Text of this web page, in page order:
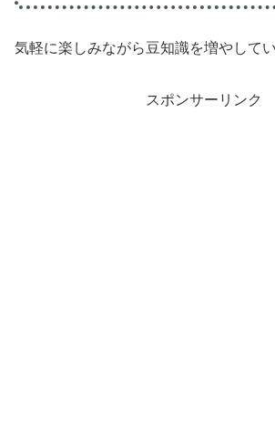
気軽に楽しみながら豆知識を増やして
スポンサーリンク